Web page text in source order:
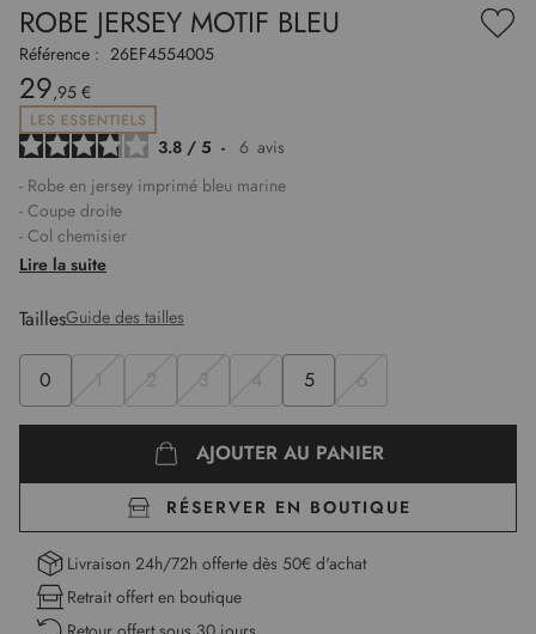
ROBE JERSEY MOTIF BLEU
à
Référence : 26EF4554005
29,95 €
3.8 / 5 - 6 avis
- Robe en jersey imprimé bleu marine
- Coupe droite
- Col chemisier
- Sans manches
- Poches poitrine à rabat
- Motif feuillage vert, jaune et bleu
- Corps doublé
- Tissu stretch et léger
- Monique mesure 1,75m et porte une taille 1
Longueur :95 cm pour la première taille
Lire la suite
TaillesGuide des tailles
0 1 2 3 4 5 6
AJOUTER AU PANIER
RÉSERVER EN BOUTIQUE
Livraison 24h/72h offerte dès 50€ d'achat
Retrait offert en boutique